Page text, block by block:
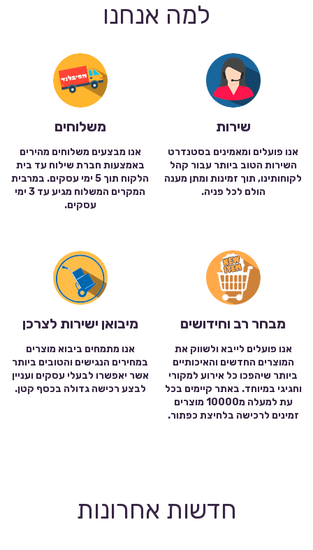
למה אנחנו
שירות
אנו פועלים ומאמינים בסטנדרט
השירות הטוב ביותר עבור קהל
לקוחותינו, תוך זמינות ומתן מענה
הולם לכל פניה.
משלוחים
אנו מבצעים משלוחים מהירים
באמצעות חברת שילוח עד בית
הלקוח תוך 5 ימי עסקים. במרבית
המקרים המשלוח מגיע עד 3 ימי
עסקים.
מבחר רב וחידושים
אנו פועלים לייבא ולשווק את
המוצרים החדשים והאיכותיים
ביותר שיהפכו כל אירוע למקורי
וחגיגי במיוחד. באתר קיימים בכל
עת למעלה מ10000 מוצרים
זמינים לרכישה בלחיצת כפתור.
מיבואן ישירות לצרכן
אנו מתמחים ביבוא מוצרים
במחירים הנגישים והטובים ביותר
אשר יאפשרו לבעלי עסקים ועניין
לבצע רכישה גדולה בכסף קטן.
חדשות אחרונות